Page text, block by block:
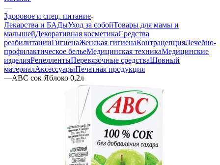
—
Здоровое и спец. питание
Лекарства и БАДыУход за собойТовары для мамы и
малышейДекоративная косметикаСредства
реабилитацииГигиенаЖенская гигиенаКонтрацепцияЛечебно-
профилактическое бельеМедицинская техникаМедицинские
изделияРепеллентыПеревязочные средстваШовный
материалАксессуарыПечатная продукция
—ABC сок Яблоко 0,2л